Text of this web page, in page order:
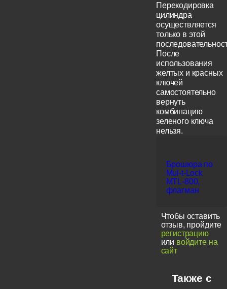
Перекодировка
цилиндра
осуществляется
только в этой
После
использования
желтых и красных
ключей
самостоятельно
вернуть
комбинацию
зеленого ключа
нельзя.
Брошюра по
Mul-t-Lock
MTL-800,
флагман
Чтобы оставить
отзыв, пройдите
регистрацию
или войдите на
сайт
Также с